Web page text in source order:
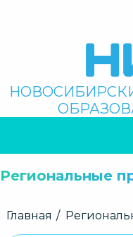
Поиск
НАВИГАЦИЯ
Региональные
Строка
Главная